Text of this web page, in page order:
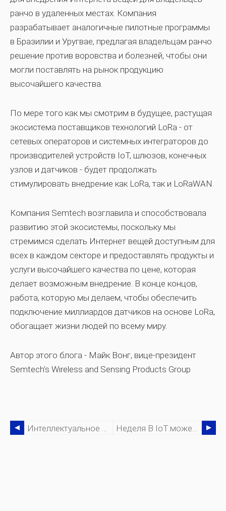
ранчо в удаленных местах. Компания
разрабатывает аналогичные пилотные программы
в Бразилии и Уругвае, предлагая владельцам ранчо
решение против воровства и болезней, чтобы они
могли поставлять на рынок продукцию
высочайшего качества.
По мере того как мы смотрим в будущее, растущая
экосистема поставщиков технологий LoRa - от
сетевых операторов и системных интеграторов до
производителей устройств IoT, шлюзов, конечных
узлов и датчиков - будет продолжать
стимулировать внедрение как LoRa, так и LoRaWAN.
Компания Semtech возглавила и способствовала
развитию этой экосистемы, поскольку мы
стремимся сделать Интернет вещей доступным для
всех в каждом секторе и предоставлять продукты и
услуги высочайшего качества по цене, которая
делает возможным внедрение. В конце концов,
работа, которую мы делаем, чтобы обеспечить
подключение миллиардов датчиков на основе LoRa,
обогащает жизни людей по всему миру.
Автор этого блога - Майк Вонг, вице-президент
Semtech's Wireless and Sensing Products Group
Интеллектуальное Производство И Интернет Вещей Являются Движущей Силой Следующей Промышленной Революции Неделя В IoT:может Ли История Промышленного IoT Помочь GE Усложнить Ужасы 2017 Года?